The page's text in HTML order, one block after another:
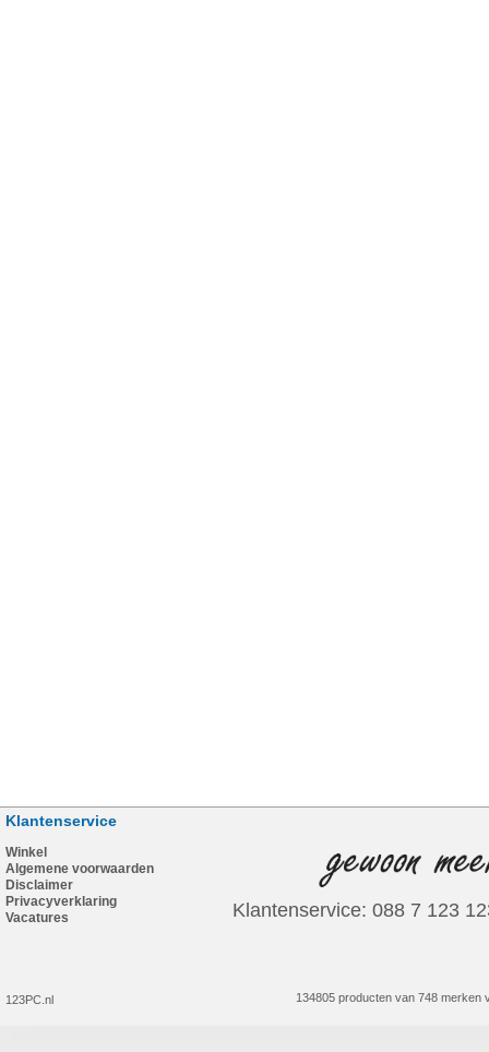
Klantenservice
Winkel
Algemene voorwaarden
Disclaimer
Privacyverklaring
Vacatures
123PC.nl
Klantenservice: 088 7 123
134805 producten van 748 merken